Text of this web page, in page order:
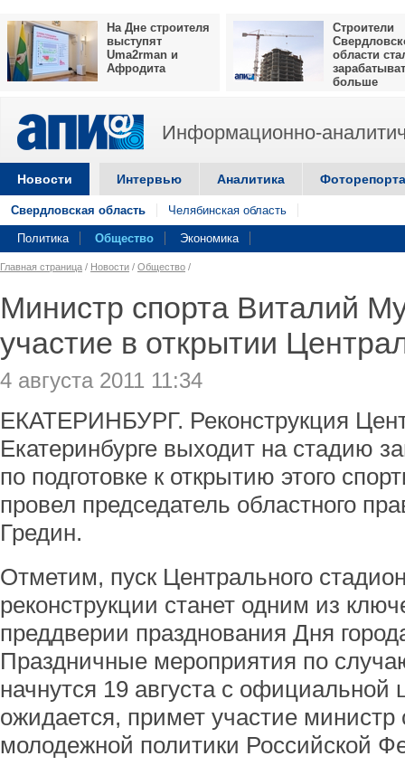
На Дне строителя
выступят
Uma2rman и
Афродита
Строители
области
больше
Информационно-
Новости Интервью Аналитика
Свердловская область Челябинская область
Политика Общество Экономика
Главная страница / Новости / Общество /
Министр спорта Виталий
участие в открытии
4 августа 2011 11:34
ЕКАТЕРИНБУРГ. Реконструкция
Екатеринбурге выходит на стадию
по подготовке к открытию этого
провел председатель областного
Гредин.
Отметим, пуск Центрального
реконструкции станет одним из
преддверии празднования Дня
Праздничные мероприятия по
начнутся 19 августа с официальной
ожидается, примет участие министр
молодежной политики Российской